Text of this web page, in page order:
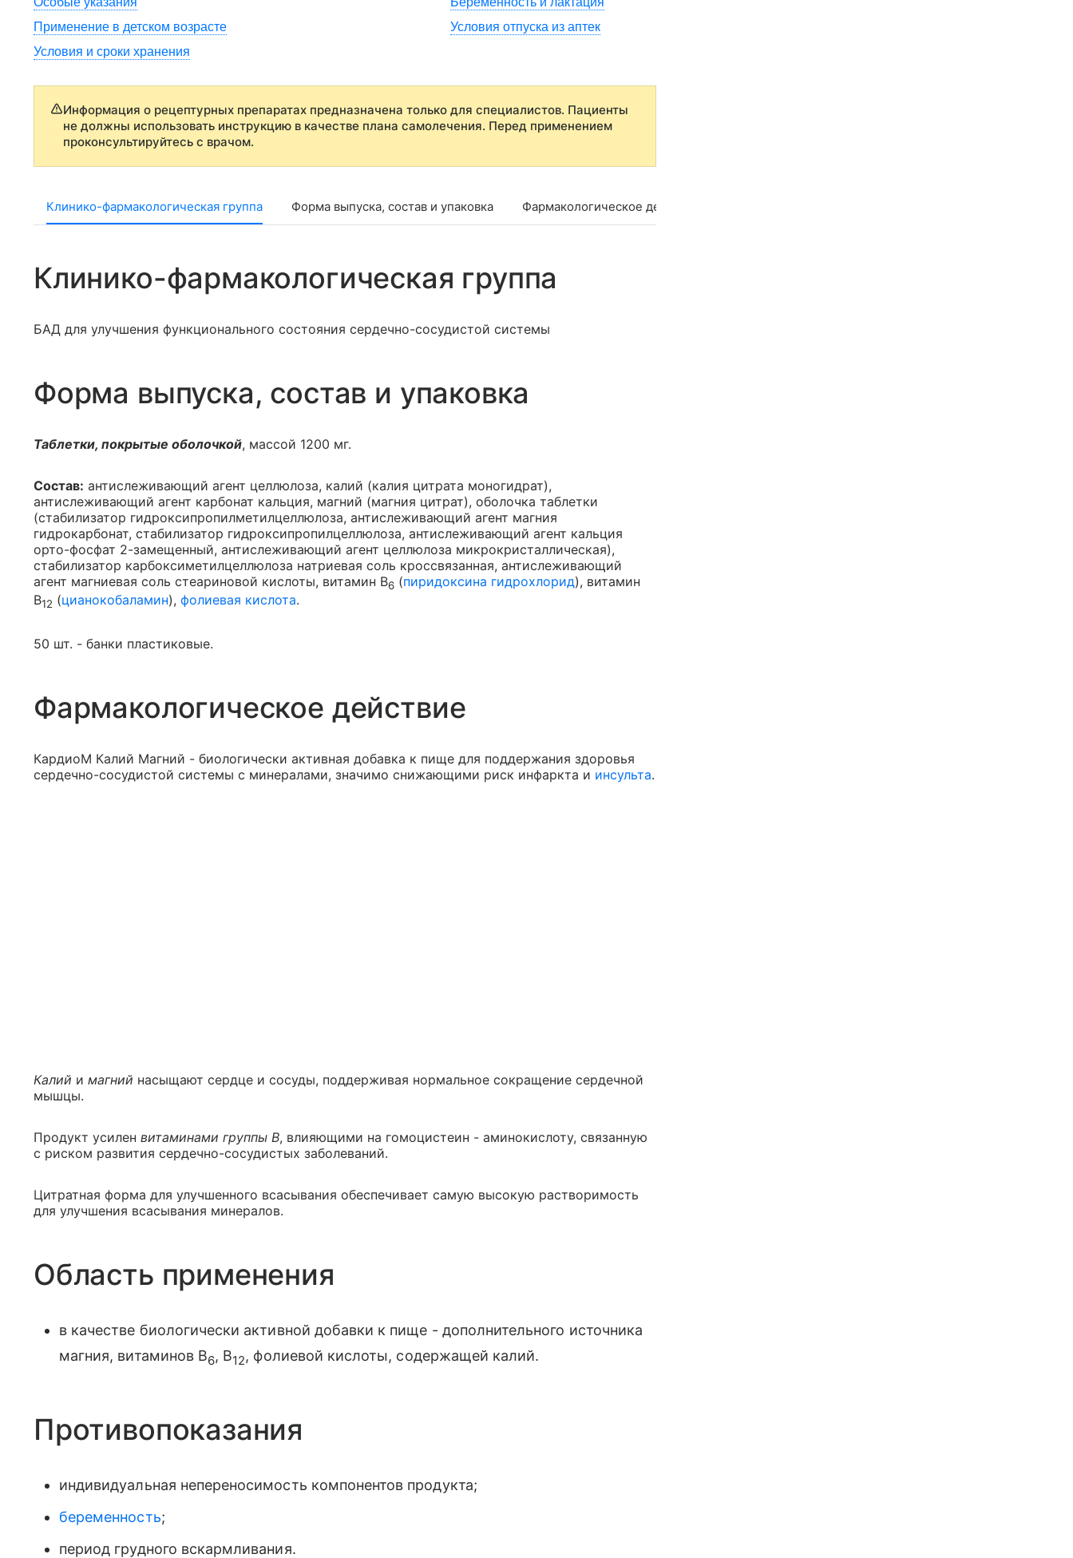
Применение в детском возрасте
Условия отпуска из аптек
Условия и сроки хранения
Информация о рецептурных препаратах предназначена только для специалистов. Пациенты
не должны использовать инструкцию в качестве плана самолечения. Перед применением
проконсультируйтесь с врачом.
Клинико-фармакологическая группа Форма выпуска, состав и упаковка Фармакологическое действие
Клинико-фармакологическая группа
БАД для улучшения функционального состояния сердечно-сосудистой системы
Форма выпуска, состав и упаковка
Таблетки, покрытые оболочкой, массой 1200 мг.
Состав: антислеживающий агент целлюлоза, калий (калия цитрата моногидрат),
антислеживающий агент карбонат кальция, магний (магния цитрат), оболочка таблетки
(стабилизатор гидроксипропилметилцеллюлоза, антислеживающий агент магния
гидрокарбонат, стабилизатор гидроксипропилцеллюлоза, антислеживающий агент кальция
орто-фосфат 2-замещенный, антислеживающий агент целлюлоза микрокристаллическая),
стабилизатор карбоксиметилцеллюлоза натриевая соль кроссвязанная, антислеживающий
агент магниевая соль стеариновой кислоты, витамин B6 (пиридоксина гидрохлорид), витамин
B12 (цианокобаламин), фолиевая кислота.
50 шт. - банки пластиковые.
Фармакологическое действие
КардиоМ Калий Магний - биологически активная добавка к пище для поддержания здоровья
сердечно-сосудистой системы с минералами, значимо снижающими риск инфаркта и инсульта.
Калий и магний насыщают сердце и сосуды, поддерживая нормальное сокращение сердечной
мышцы.
Продукт усилен витаминами группы B, влияющими на гомоцистеин - аминокислоту, связанную
с риском развития сердечно-сосудистых заболеваний.
Цитратная форма для улучшенного всасывания обеспечивает самую высокую растворимость
для улучшения всасывания минералов.
Область применения
в качестве биологически активной добавки к пище - дополнительного источника
магния, витаминов B6, B12, фолиевой кислоты, содержащей калий.
Противопоказания
индивидуальная непереносимость компонентов продукта;
беременность;
период грудного вскармливания.